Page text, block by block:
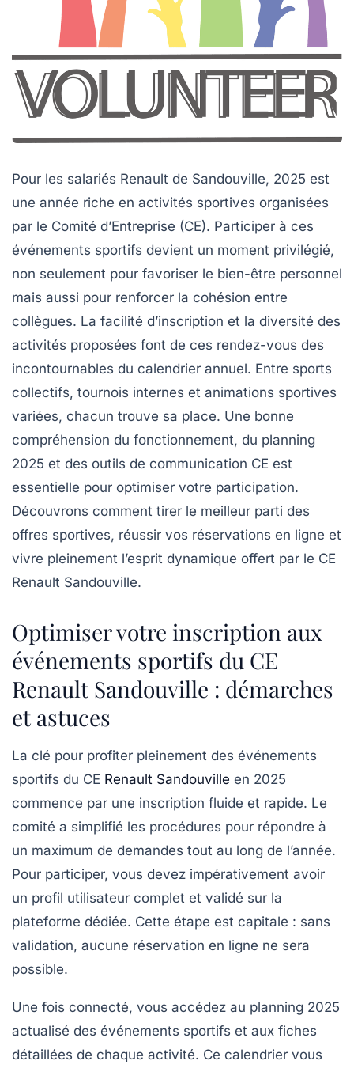
Pour les salariés Renault de Sandouville, 2025 est
une année riche en activités sportives organisées
par le Comité d’Entreprise (CE). Participer à ces
événements sportifs devient un moment privilégié,
non seulement pour favoriser le bien-être personnel
mais aussi pour renforcer la cohésion entre
collègues. La facilité d’inscription et la diversité des
activités proposées font de ces rendez-vous des
incontournables du calendrier annuel. Entre sports
collectifs, tournois internes et animations sportives
variées, chacun trouve sa place. Une bonne
compréhension du fonctionnement, du planning
2025 et des outils de communication CE est
essentielle pour optimiser votre participation.
Découvrons comment tirer le meilleur parti des
offres sportives, réussir vos réservations en ligne et
vivre pleinement l’esprit dynamique offert par le CE
Renault Sandouville.
Optimiser votre inscription aux
événements sportifs du CE
Renault Sandouville : démarches
et astuces
La clé pour profiter pleinement des événements
sportifs du CE Renault Sandouville en 2025
commence par une inscription fluide et rapide. Le
comité a simplifié les procédures pour répondre à
un maximum de demandes tout au long de l’année.
Pour participer, vous devez impérativement avoir
un profil utilisateur complet et validé sur la
plateforme dédiée. Cette étape est capitale : sans
validation, aucune réservation en ligne ne sera
possible.
Une fois connecté, vous accédez au planning 2025
actualisé des événements sportifs et aux fiches
détaillées de chaque activité. Ce calendrier vous